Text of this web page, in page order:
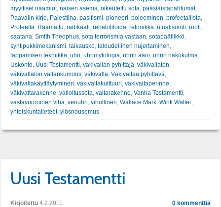
myyttiset naamiot, naisen asema, oikeutettu sota, pääsiäistapahtumat,
Paavalin kirje, Palestiina, pasifismi, pioneeri, poleeminen, profeetallista,
Profeetta, Raamattu, radikaali, rehabilitoida, retoriikka, ritualisointi, rooli,
saatana, Smith Theophus, sota terrorismia vastaan, sotapäällikkö,
syntipukkimekanismi, taikausko, taloudellinen nujertaminen,
tappamisen tekniikka, uhri, uhrimytologia, uhrin ääni, uhrin näkökulma,
Uskonto, Uusi Testamentti, väkivallan pyhittäjä, väkivallaton,
väkivallaton vallankumous, väkivalta, Väkivaltaa pyhittävä,
väkivaltakäyttäytyminen, väkivaltakulttuuri, väkivaltaperinne,
väkivaltarakenne, valloitussota, valtarakenne, Vanha Testamentti,
vastavuoroinen viha, veriuhri, vihollinen, Wallace Mark, Wink Walter,
yhteiskuntatieteet, ylösnousemus
Uusi Testamentti
Kirjoitettu 4.2.2011 0 kommenttia